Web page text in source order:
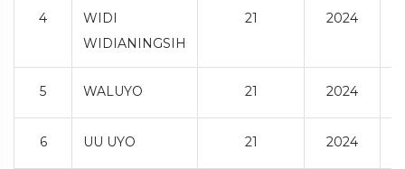
4
WIDI
WIDIANINGSIH
21 2024
5 WALUYO 21 2024
6 UU UYO 21 2024